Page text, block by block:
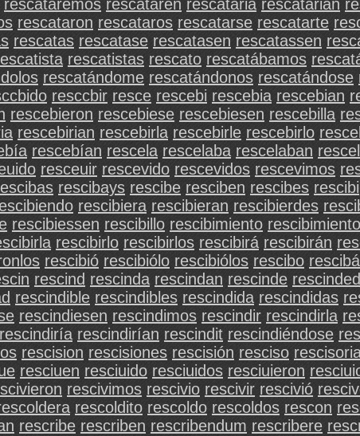
rescataremos rescataren rescataria rescatarian
rescataron rescataros rescatarse rescatarte
rescatas rescatase rescatasen rescatassen
rescatistas rescato rescatábamos
rescatándome rescatándonos rescatándose
resccbir resce rescebi rescebia rescebian
rescebieron rescebiese rescebiesen rescebilla
rescebirian rescebirla rescebirle rescebirlo
rescebían rescela rescelaba rescelaban
resceuir rescevido rescevidos rescevimos
rescibays rescibe resciben rescibes rescibi
rescibiera rescibieran rescibierdes
rescibiessen rescibillo rescibimiento
rescibirlo rescibirlos rescibirá rescibirán
rescibió rescibiólo rescibiólos rescibo
rescind rescinda rescindan rescinde rescinded
rescindible rescindibles rescindida rescindidas
rescindiesen rescindimos rescindir rescindirla
rescindiría rescindirían rescindit rescindiéndose
rescision rescisiones rescisión resciso
resciuen resciuido resciuidos resciuieron
rescivimos rescivio rescivir rescivió
rescoldito rescoldo rescoldos rescon
rescribe rescriben rescribendum rescribere